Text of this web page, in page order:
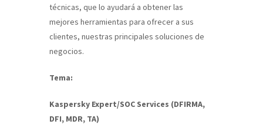
técnicas, que lo ayudará a obtener las
mejores herramientas para ofrecer a sus
clientes, nuestras principales soluciones de
negocios.
Tema:
Kaspersky Expert/SOC Services (DFIRMA,
DFI, MDR, TA)